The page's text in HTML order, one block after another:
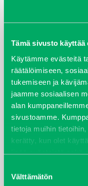
Tämä sivusto käyttää
Käytämme evästeitä
räätälöimiseen,
tukemiseen ja
jaamme sosiaalisen
alan
sivustoamme.
tietoja muihin
kerätty, kun olet
lisää evästeistä sekä
valinta
Välttämätön
elokuu 2024
syyskuu 2023
joulukuu 2022
huhtikuu 2022
helmikuu 2022
joulukuu 2021
lokakuu 2021